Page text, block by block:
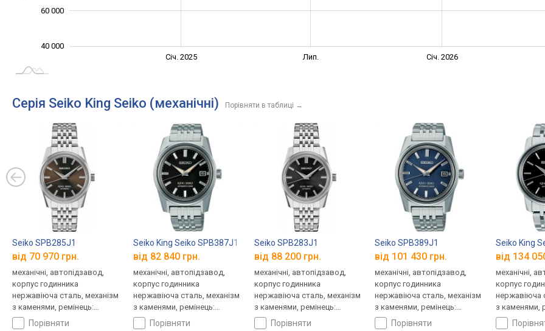
40 000
60 000
Січ. 2025 Лип. Січ. 2026
Серія Seiko King Seiko (механічні) Порівняти в таблиці →
Seiko SPB285J1
від 70 970 грн.
механічні, автопідзавод,
корпус годинника
нержавіюча сталь, механізм
з каменями, ремінець:
браслет сталь, WR 100,
порівняти
Seiko King Seiko SPB387J1
від 82 840 грн.
механічні, автопідзавод,
корпус годинника
нержавіюча сталь, механізм
з каменями, ремінець:
браслет сталь, WR 50,
порівняти
Seiko SPB283J1
від 88 200 грн.
механічні, автопідзавод,
корпус годинника
нержавіюча сталь, механізм
з каменями, ремінець:
браслет сталь, WR 100,
порівняти
Seiko SPB389J1
від 101 430 грн.
механічні, автопідзавод,
корпус годинника
нержавіюча сталь, механізм
з каменями, ремінець:
браслет сталь, WR 200,
порівняти
Seiko King
від 134
механічні,
корпус
нержавіюча
з каменями,
браслет